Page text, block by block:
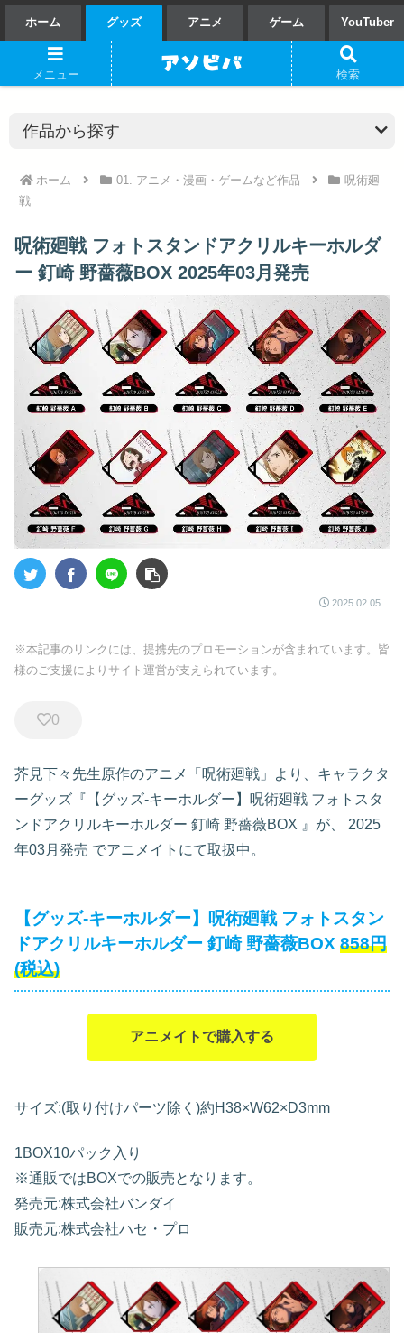
ホーム グッズ アニメ ゲーム YouTuber
ホーム 01. アニメ・漫画・ゲームなど作品
呪術廻
戦
呪術廻戦 フォトスタンドアクリルキーホルダ
ー 釘崎 野薔薇BOX 2025年03月発売
2025.02.05
※本記事のリンクには、提携先のプロモーションが含まれています。皆
様のご支援によりサイト運営が支えられています。
0
芥見下々先生原作のアニメ「呪術廻戦」より、キャラクタ
ーグッズ『【グッズ-キーホルダー】呪術廻戦 フォトスタ
ンドアクリルキーホルダー 釘崎 野薔薇BOX 』が、
2025
年03月発売 でアニメイトにて取扱中。
【グッズ-キーホルダー】呪術廻戦 フォトスタン
ドアクリルキーホルダー 釘崎 野薔薇BOX 858円
(税込)
アニメイトで購入する
サイズ:(取り付けパーツ除く)約H38×W62×D3mm
1BOX10パック入り
※通販ではBOXでの販売となります。
発売元:株式会社バンダイ
販売元:株式会社ハセ・プロ
メニュー 検索